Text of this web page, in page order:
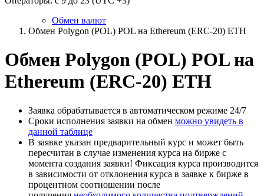
Обмен валют
Обмен Polygon (POL) POL на Ethereum (ERC-20) ETH
Обмен Polygon (POL) POL на
Ethereum (ERC-20) ETH
Заявка обрабатывается в автоматическом режиме 24/7
Сроки исполнения заявки на обмен можно увидеть в
данной таблице
В заявке указан предварительный курс и может быть
пересчитан в случае изменения курса на бирже с
момента создания заявки! Фиксация курса производится
в зависимости от отклонения курса в заявке к бирже в
процентном соотношении после